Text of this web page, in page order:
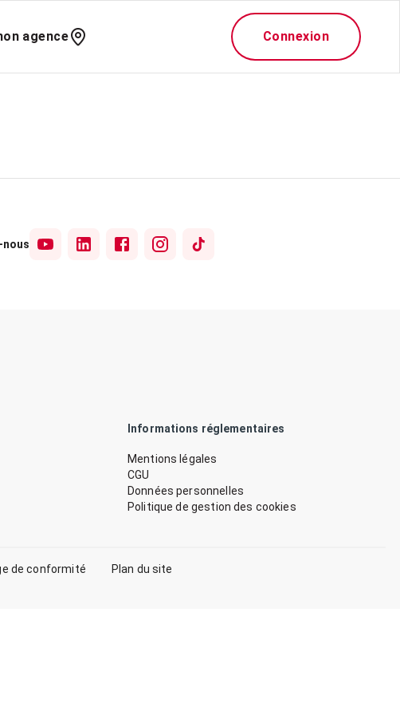
agence Connexion
nous
Informations réglementaires
Mentions légales
CGU
Données personnelles
Politique de gestion des cookies
de conformité Plan du site